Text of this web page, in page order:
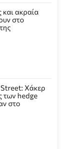
ακραία
στο
Χάκερ
των hedge
στο